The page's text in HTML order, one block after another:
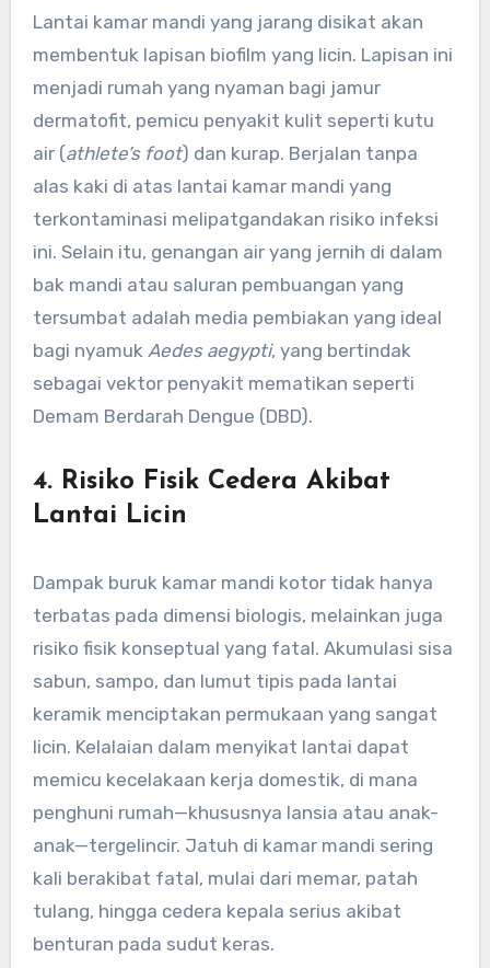
Lantai kamar mandi yang jarang disikat akan
membentuk lapisan biofilm yang licin. Lapisan ini
menjadi rumah yang nyaman bagi jamur
dermatofit, pemicu penyakit kulit seperti kutu
air (athlete’s foot) dan kurap. Berjalan tanpa
alas kaki di atas lantai kamar mandi yang
terkontaminasi melipatgandakan risiko infeksi
ini. Selain itu, genangan air yang jernih di dalam
bak mandi atau saluran pembuangan yang
tersumbat adalah media pembiakan yang ideal
bagi nyamuk Aedes aegypti, yang bertindak
sebagai vektor penyakit mematikan seperti
Demam Berdarah Dengue (DBD).
4. Risiko Fisik Cedera Akibat
Lantai Licin
Dampak buruk kamar mandi kotor tidak hanya
terbatas pada dimensi biologis, melainkan juga
risiko fisik konseptual yang fatal. Akumulasi sisa
sabun, sampo, dan lumut tipis pada lantai
keramik menciptakan permukaan yang sangat
licin. Kelalaian dalam menyikat lantai dapat
memicu kecelakaan kerja domestik, di mana
penghuni rumah—khususnya lansia atau anak-
anak—tergelincir. Jatuh di kamar mandi sering
kali berakibat fatal, mulai dari memar, patah
tulang, hingga cedera kepala serius akibat
benturan pada sudut keras.